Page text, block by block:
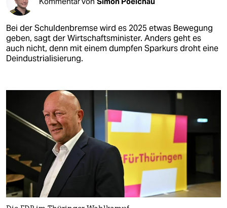
Bei der Schuldenbremse wird es 2025 etwas Bewegung
geben, sagt der Wirtschaftsminister. Anders geht es
auch nicht, denn mit einem dumpfen Sparkurs droht eine
Deindustrialisierung.